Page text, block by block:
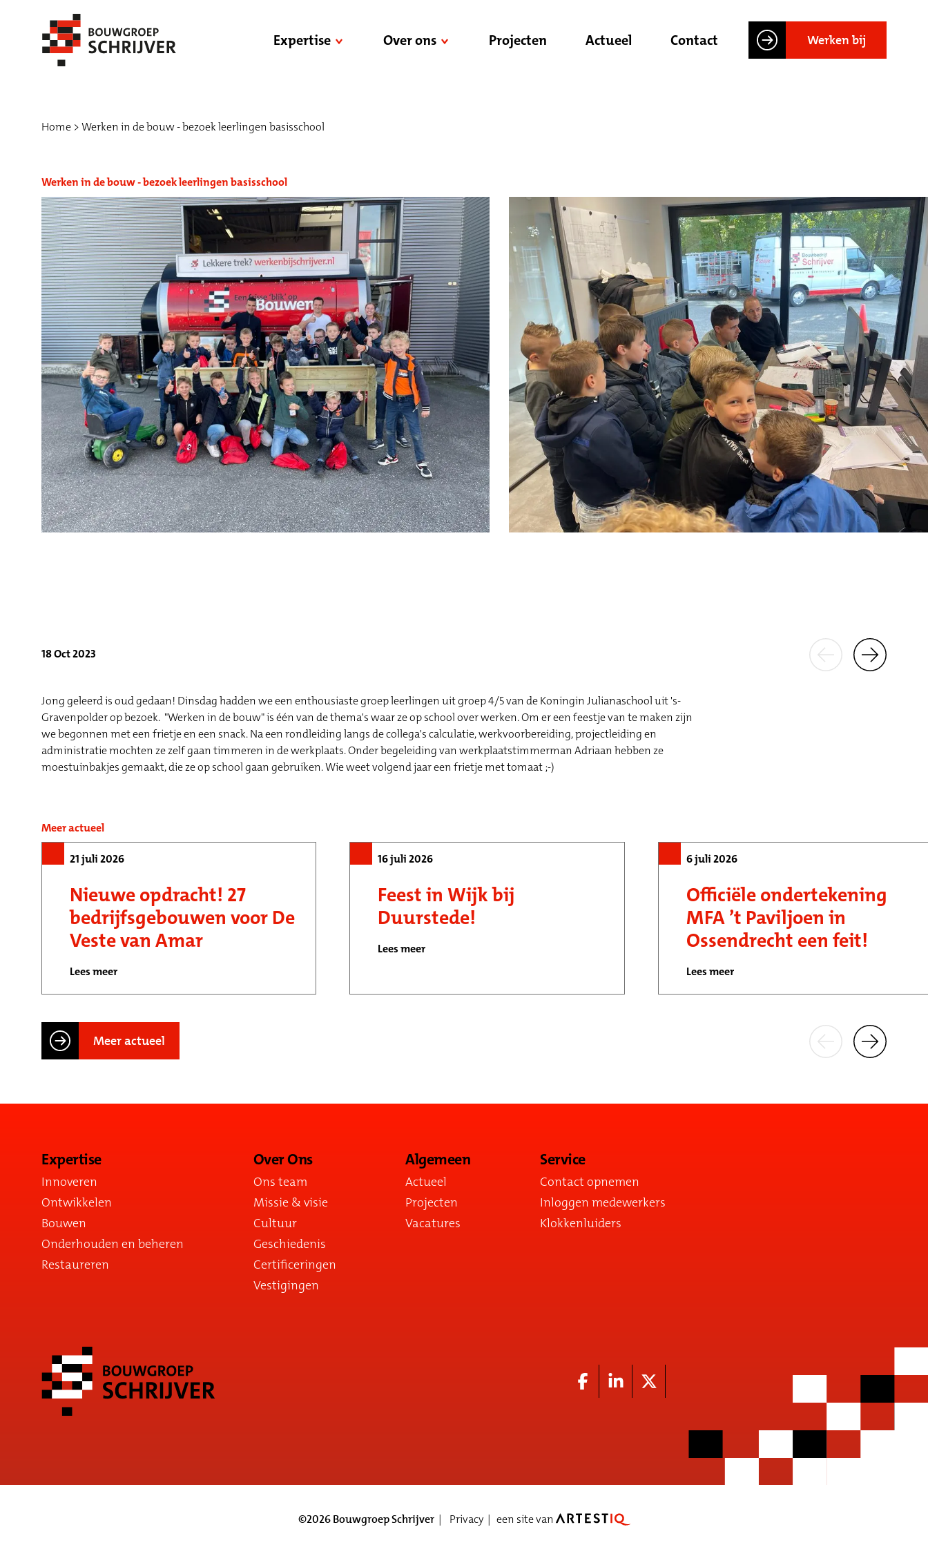
Expertise Over ons Projecten Actueel Contact Werken bij
Home Werken in de bouw - bezoek leerlingen basisschool
Werken in de bouw - bezoek leerlingen basisschool
18 Oct 2023
Jong geleerd is oud gedaan! Dinsdag hadden we een enthousiaste groep leerlingen uit groep 4/5 van de Koningin Julianaschool uit 's-
Gravenpolder op bezoek. "Werken in de bouw" is één van de thema's waar ze op school over werken. Om er een feestje van te maken zijn
we begonnen met een frietje en een snack. Na een rondleiding langs de collega's calculatie, werkvoorbereiding, projectleiding en
administratie mochten ze zelf gaan timmeren in de werkplaats. Onder begeleiding van werkplaatstimmerman Adriaan hebben ze
moestuinbakjes gemaakt, die ze op school gaan gebruiken. Wie weet volgend jaar een frietje met tomaat ;-)
Meer actueel
21 juli 2026
Nieuwe opdracht! 27
bedrijfsgebouwen voor De
Veste van Amar
Lees meer
16 juli 2026
Feest in Wijk bij
Duurstede!
Lees meer
6 juli 2026
Officiële ondertekening
MFA ’t Paviljoen in
Ossendrecht een feit!
Lees meer
Meer actueel
Expertise
Innoveren
Ontwikkelen
Bouwen
Onderhouden en beheren
Restaureren
Over Ons
Ons team
Missie & visie
Cultuur
Geschiedenis
Certificeringen
Vestigingen
Algemeen
Actueel
Projecten
Vacatures
Service
Contact opnemen
Inloggen medewerkers
Klokkenluiders
©2026 Bouwgroep Schrijver Privacy een site van